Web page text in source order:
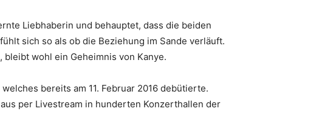
Liebhaberin und behauptet, dass die beiden
sich so als ob die Beziehung im Sande verläuft.
wohl ein Geheimnis von Kanye.
bereits am 11. Februar 2016 debütierte.
per Livestream in hunderten Konzerthallen der